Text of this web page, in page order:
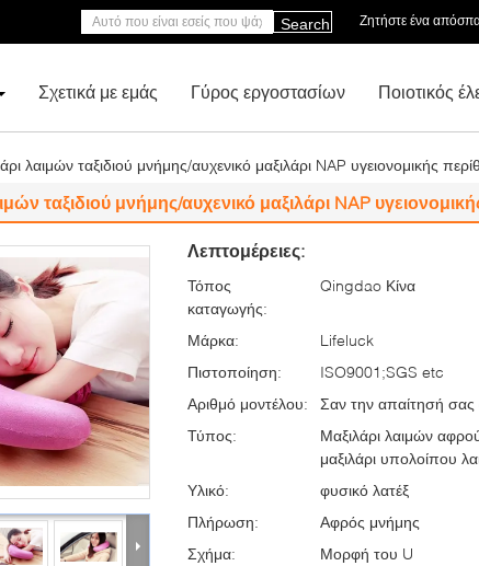
Ζητήστε ένα
Search
Σχετικά με εμάς Γύρος εργοστασίων Ποιοτικός
λαιμών ταξιδιού μνήμης/αυχενικό μαξιλάρι NAP υγειονομικής
ταξιδιού μνήμης/αυχενικό μαξιλάρι NAP
Λεπτομέρειες:
Τόπος
καταγωγής:
Qingdao Κίνα
Μάρκα:
Lifeluck
Πιστοποίηση:
ISO9001;SGS etc
Αριθμό μοντέλου:
Σαν την απαίτησή σας
Τύπος:
Μαξιλάρι λαιμών
μαξιλάρι υπολοίπου
Υλικό:
φυσικό λατέξ
Πλήρωση:
Αφρός μνήμης
Σχήμα:
Μορφή του U